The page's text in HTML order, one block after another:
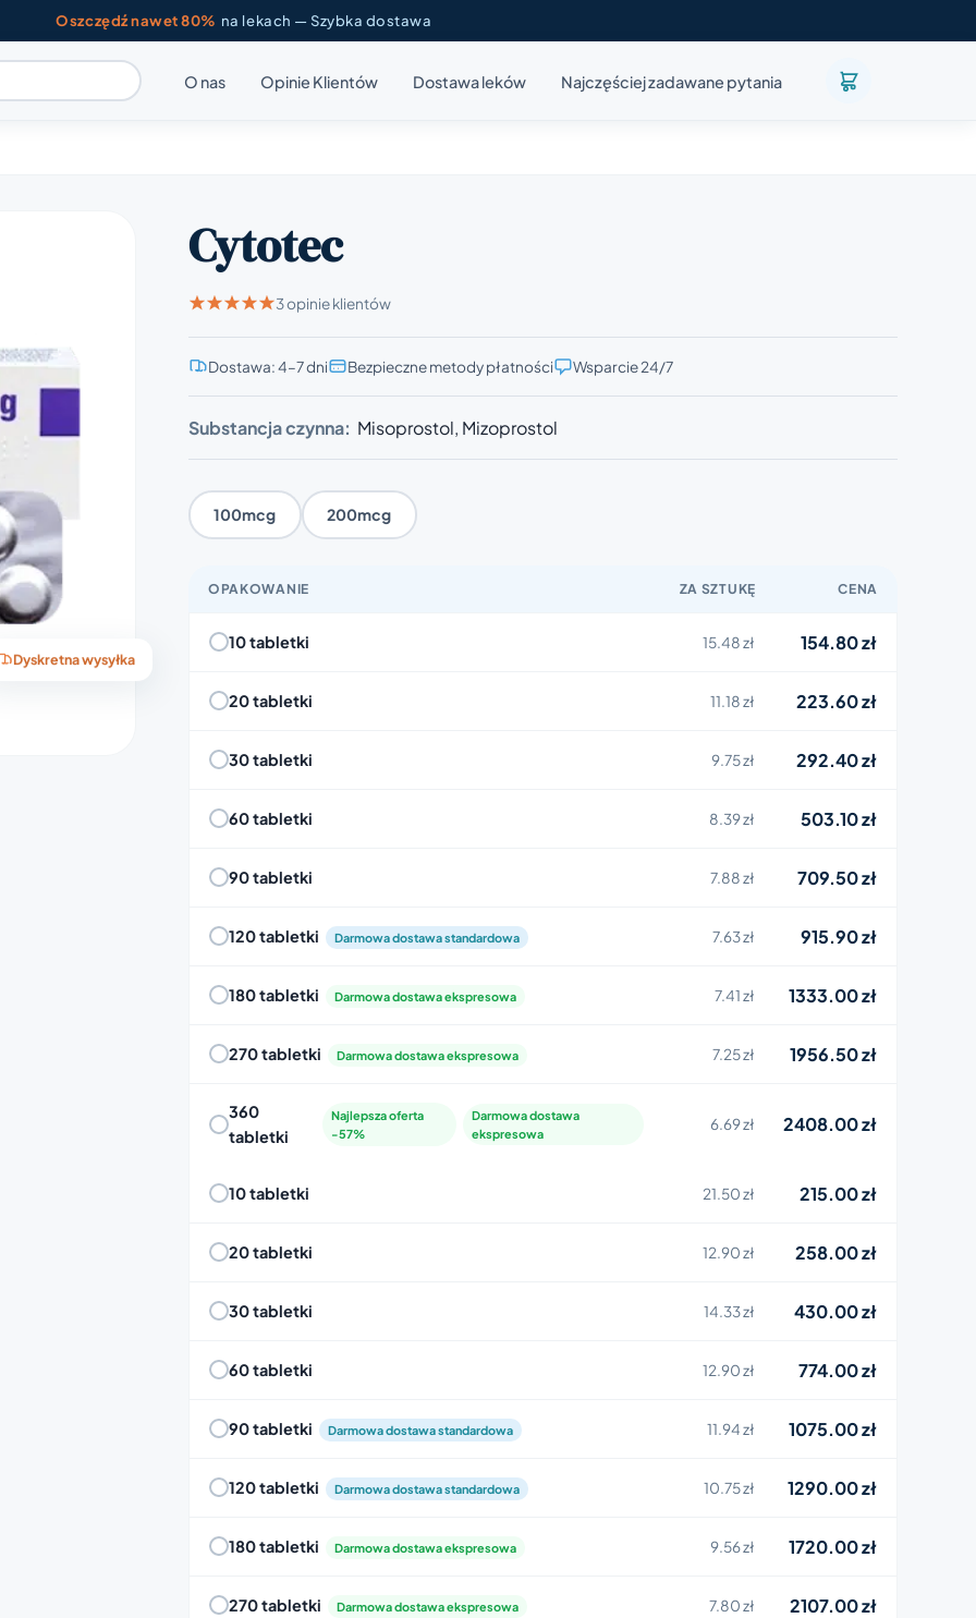
Oszczędź nawet 80% na lekach — Szybka dostawa
O nas Opinie Klientów Dostawa leków Najczęściej zadawane pytania
Dyskretna wysyłka
Cytotec
3 opinie klientów
Dostawa: 4–7 dni Bezpieczne metody płatności Wsparcie 24/7
Substancja czynna: Misoprostol, Mizoprostol
100mcg 200mcg
OPAKOWANIE ZA SZTUKĘ CENA
10 tabletki 15.48 zł 154.80 zł
20 tabletki 11.18 zł 223.60 zł
30 tabletki 9.75 zł 292.40 zł
60 tabletki 8.39 zł 503.10 zł
90 tabletki 7.88 zł 709.50 zł
120 tabletki Darmowa dostawa standardowa 7.63 zł 915.90 zł
180 tabletki Darmowa dostawa ekspresowa 7.41 zł 1333.00 zł
270 tabletki Darmowa dostawa ekspresowa 7.25 zł 1956.50 zł
360
tabletki
Najlepsza oferta
-57%
Darmowa dostawa
ekspresowa
6.69 zł 2408.00 zł
10 tabletki 21.50 zł 215.00 zł
20 tabletki 12.90 zł 258.00 zł
30 tabletki 14.33 zł 430.00 zł
60 tabletki 12.90 zł 774.00 zł
90 tabletki Darmowa dostawa standardowa 11.94 zł 1075.00 zł
120 tabletki Darmowa dostawa standardowa 10.75 zł 1290.00 zł
180 tabletki Darmowa dostawa ekspresowa 9.56 zł 1720.00 zł
270 tabletki Darmowa dostawa ekspresowa 7.80 zł 2107.00 zł